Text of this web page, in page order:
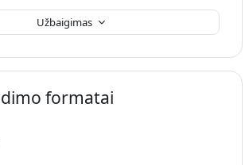
Užbaigimas
formatai